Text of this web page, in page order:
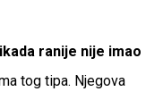
ranije nije imao
tog tipa. Njegova